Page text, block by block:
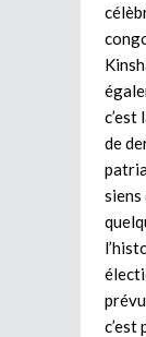
de
c’est